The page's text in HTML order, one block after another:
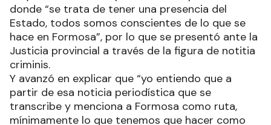
donde “se trata de tener una presencia del
Estado, todos somos conscientes de lo que se
hace en Formosa”, por lo que se presentó ante la
Justicia provincial a través de la figura de notitia
criminis.
Y avanzó en explicar que “yo entiendo que a
partir de esa noticia periodística que se
transcribe y menciona a Formosa como ruta,
mínimamente lo que tenemos que hacer como